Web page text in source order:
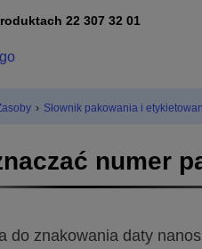
22 307 32 01
› Słownik pakowania i
numer
do znakowania daty